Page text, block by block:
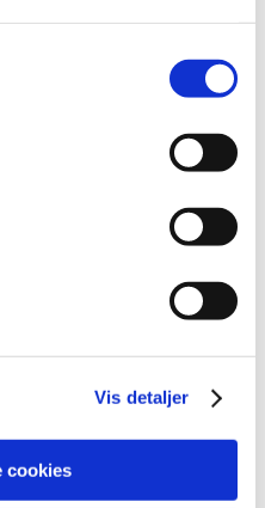
Vis detaljer
cookies
37, 1. sal
N